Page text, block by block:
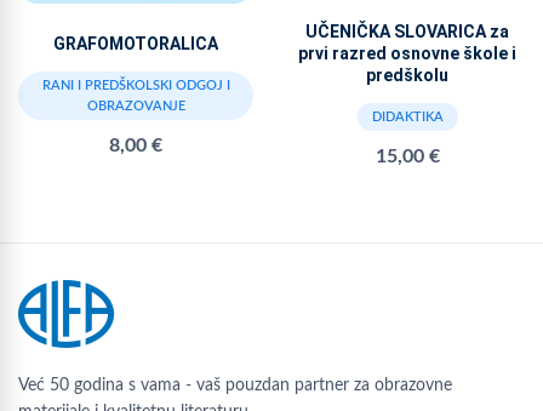
GRAFOMOTORALICA
RANI I PREDŠKOLSKI ODGOJ I
OBRAZOVANJE
8,00 €
UČENIČKA SLOVARICA za
prvi razred osnovne škole i
predškolu
DIDAKTIKA
15,00 €
Već 50 godina s vama - vaš pouzdan partner za obrazovne